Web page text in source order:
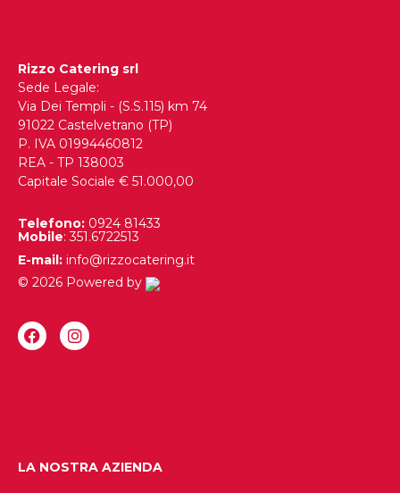
Rizzo Catering srl
Sede Legale:
Via Dei Templi - (S.S.115) km 74
91022 Castelvetrano (TP)
P. IVA 01994460812
REA - TP 138003
Capitale Sociale € 51.000,00
Telefono: 0924 81433
Mobile: 351.6722513
E-mail: info@rizzocatering.it
© 2026 Powered by
LA NOSTRA AZIENDA